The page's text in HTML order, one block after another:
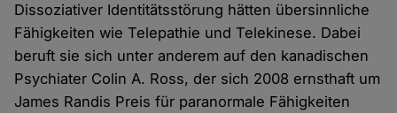
Dissoziativer Identitätsstörung hätten übersinnliche
Fähigkeiten wie Telepathie und Telekinese. Dabei
beruft sie sich unter anderem auf den kanadischen
Psychiater Colin A. Ross, der sich 2008 ernsthaft um
James Randis Preis für paranormale Fähigkeiten